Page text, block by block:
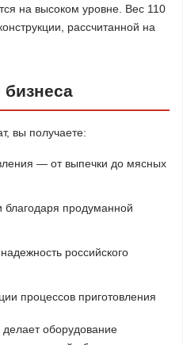
на высоком уровне. Вес 110
рассчитанной на
вы получаете:
— от выпечки до мясных
благодаря продуманной
российского
процессов приготовления
оборудование